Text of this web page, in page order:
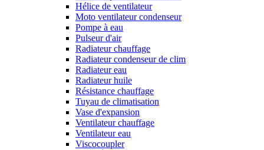
Hélice de ventilateur
Moto ventilateur condenseur
Pompe à eau
Pulseur d'air
Radiateur chauffage
Radiateur condenseur de clim
Radiateur eau
Radiateur huile
Résistance chauffage
Tuyau de climatisation
Vase d'expansion
Ventilateur chauffage
Ventilateur eau
Viscocoupler